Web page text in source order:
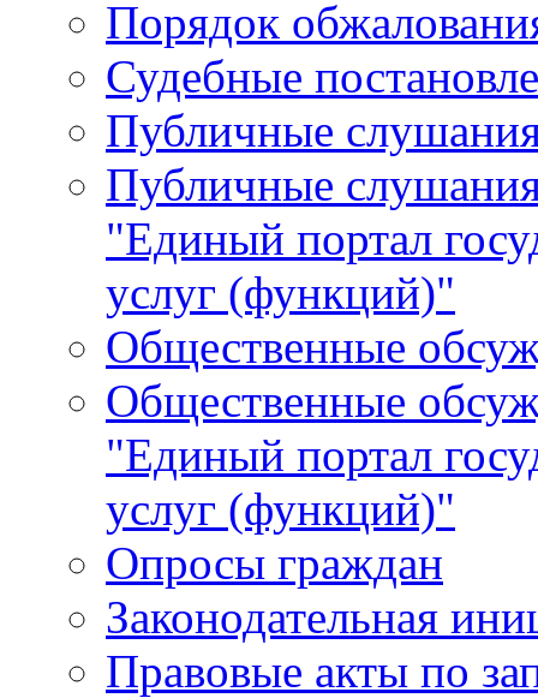
Порядок
Судебные
Публичные
Публичные
"Единый портал
услуг (функций)"
Общественные
Общественные
"Единый портал
услуг (функций)"
Опросы граждан
Законодательная
Правовые акты по